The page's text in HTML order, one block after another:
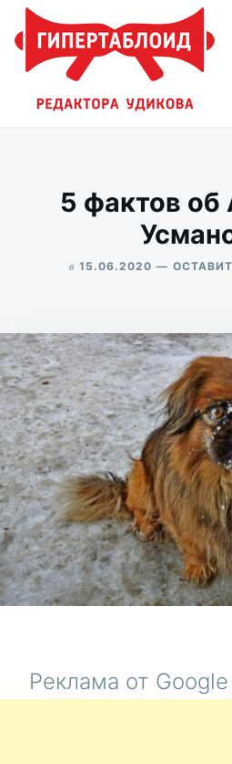
Перейти
содержимому
Искать:
5 фактов
в 15.06.2020
Реклама от Google